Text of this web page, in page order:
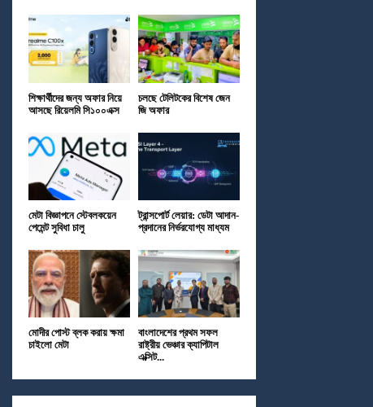
শিক্ষার্থীদের জন্য অফার নিয়ে
আসছে রিয়েলমি সি১০০এক্স
চলছে টেলিটকের বিশেষ জেন
জি অফার
মেটা বিজ্ঞাপনে স্টেবলকয়েন
পেমেন্ট সুবিধা চালু
ট্রান্সপোর্ট লেয়ার: ডেটা আদান-
প্রদানের নির্ভরযোগ্য মাধ্যম
মোদীর পোস্ট ব্লক করায় ক্ষমা
চাইলো মেটা
বাংলাদেশের প্রথম সফল
রাষ্ট্রীয় ভেঞ্চার ক্যাপিটাল
এক্সিট...